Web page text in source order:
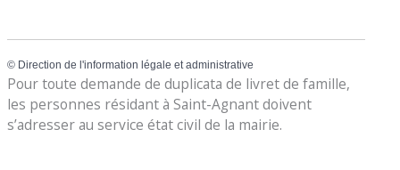
© Direction de l'information légale et administrative
Pour toute demande de duplicata de livret de famille,
les personnes résidant à Saint-Agnant doivent
s’adresser au service état civil de la mairie.